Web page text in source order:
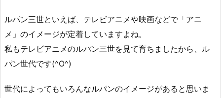
ルパン三世といえば、テレビアニメや映画などで「アニ
メ」のイメージが定着していますよね。
私もテレビアニメのルパン三世を見て育ちましたから、ル
パン世代です(^O^)
世代によってもいろんなルパンのイメージがあると思いま